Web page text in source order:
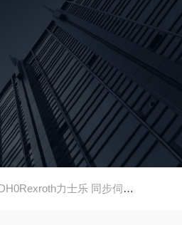
士乐 同步伺服电机 电机和齿轮箱